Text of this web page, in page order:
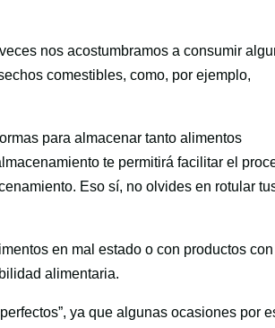
nos acostumbramos a consumir
comestibles, como, por ejemplo,
para almacenar tanto alimentos
te permitirá facilitar el
Eso sí, no olvides en rotular
en mal estado o con productos con
alimentaria.
ya que algunas ocasiones por